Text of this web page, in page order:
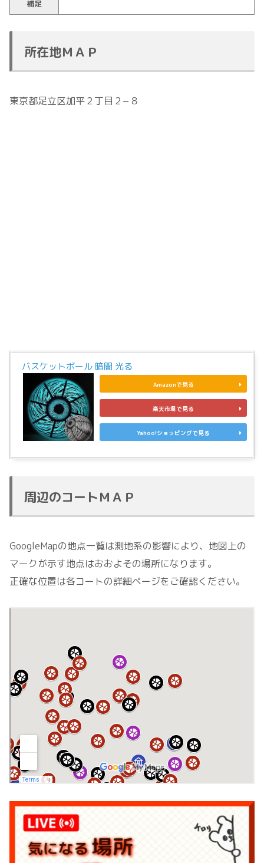
補足
所在地ＭＡＰ
東京都足立区加平２丁目２−８
バスケットボール 暗闇 光る
Amazonで見る
楽天市場で見る
Yahoo!ショッピングで見る
周辺のコートＭＡＰ
GoogleMapの地点一覧は測地系の影響により、地図上の
マークが示す地点はおおよその場所になります。
正確な位置は各コートの詳細ページをご確認ください。